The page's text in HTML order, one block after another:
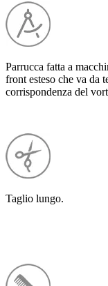
Parrucca fatta a
front esteso che va da
corrispondenza del
Taglio lungo.